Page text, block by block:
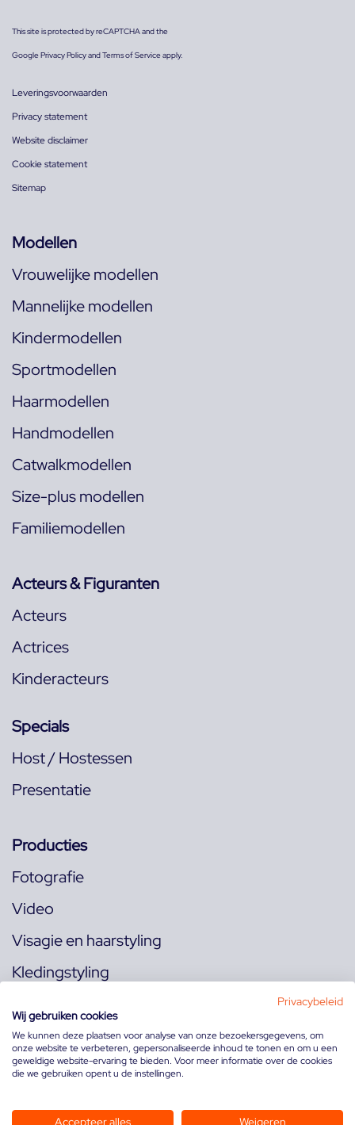
This site is protected by reCAPTCHA and the
GooglePrivacy PolicyandTerms of Serviceapply.
Leveringsvoorwaarden
Privacy statement
Website disclaimer
Cookie statement
Sitemap
Modellen
Vrouwelijke modellen
Mannelijke modellen
Kindermodellen
Sportmodellen
Haarmodellen
Handmodellen
Catwalkmodellen
Size-plus modellen
Familiemodellen
Acteurs & Figuranten
Acteurs
Actrices
Kinderacteurs
Specials
Host / Hostessen
Presentatie
Producties
Fotografie
Video
Visagie en haarstyling
Kledingstyling
Volg ons op:
Privacybeleid
Wij gebruiken cookies
We kunnen deze plaatsen voor analyse van onze bezoekersgegevens, om
onze website te verbeteren, gepersonaliseerde inhoud te tonen en om u een
geweldige website-ervaring te bieden. Voor meer informatie over de cookies
die we gebruiken opent u de instellingen.
Accepteer alles Weigeren